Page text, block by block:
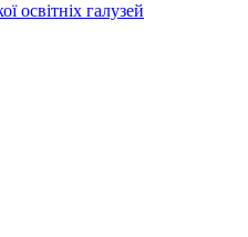
освітніх галузей